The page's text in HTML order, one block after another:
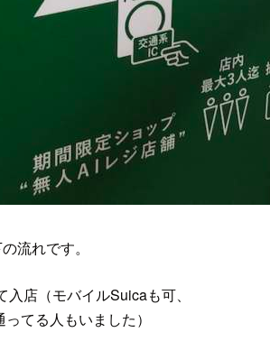
流れです。
店（モバイルSuicaも可、
てる人もいました）